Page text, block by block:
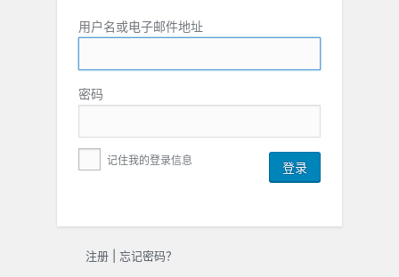
用户名或电子邮件地址
密码
记住我的登录信息
注册 忘记密码？